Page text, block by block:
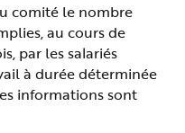
comité le nombre
au cours de
par les salariés
à durée déterminée
informations sont